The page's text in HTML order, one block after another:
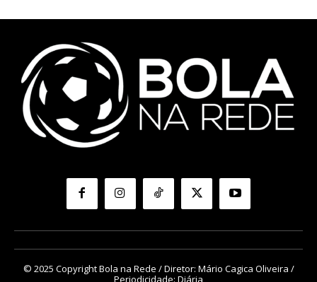
© 2025 Copyright Bola na Rede / Diretor: Mário Cagica Oliveira /
Periodicidade: Diária